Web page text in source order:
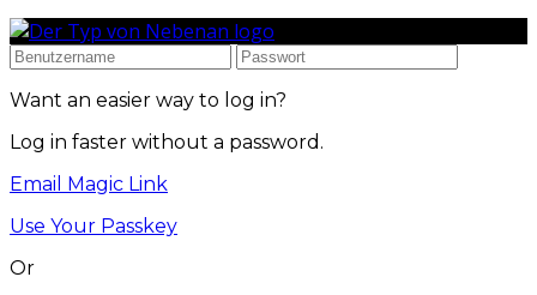
Want an easier way to log in?
Log in faster without a password.
Email Magic Link
Use Your Passkey
Or